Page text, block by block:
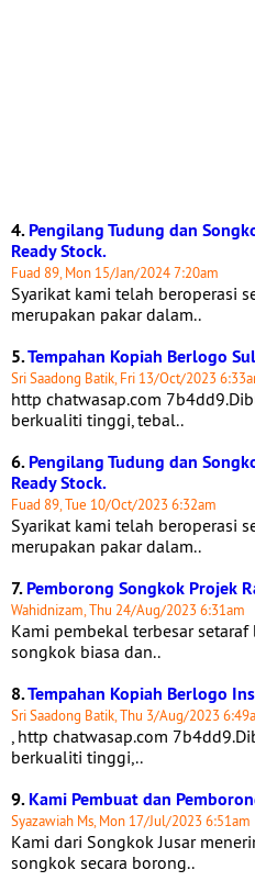
4.Pengilang Tudung dan
Ready Stock.
Fuad 89, Mon 15/Jan/2024 7:20am
Syarikat kami telah beroperasi
merupakan pakar dalam..
5.Tempahan Kopiah Berlogo
Sri Saadong Batik, Fri 13/Oct/2023
http chatwasap.com
berkualiti tinggi, tebal..
6.Pengilang Tudung dan
Ready Stock.
Fuad 89, Tue 10/Oct/2023 6:32am
Syarikat kami telah beroperasi
merupakan pakar dalam..
7.Pemborong Songkok Projek
Wahidnizam, Thu 24/Aug/2023 6:31am
Kami pembekal terbesar
songkok biasa dan..
8.Tempahan Kopiah Berlogo
Sri Saadong Batik, Thu 3/Aug/2023
, http chatwasap.com
berkualiti tinggi,..
9.Kami Pembuat dan
Syazawiah Ms, Mon 17/Jul/2023 6:51am
Kami dari Songkok Jusar
songkok secara borong..